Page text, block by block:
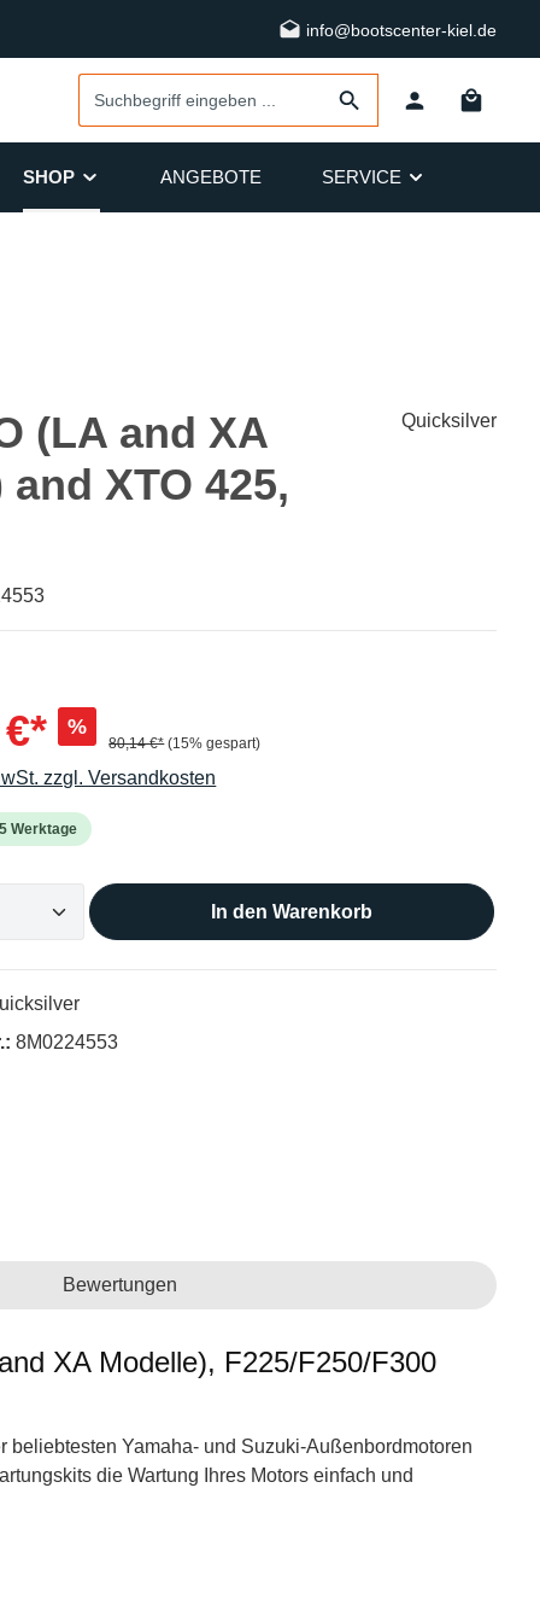
info@bootscenter-kiel.de
SHOP ANGEBOTE SERVICE
(LA and XA
XTO 425,
Quicksilver
%
80,14 €* (15% gespart)
zzgl. Versandkosten
Werktage
In den Warenkorb
8M0224553
Bewertungen
XA Modelle), F225/F250/F300
Yamaha- und Suzuki-Außenbordmotoren
die Wartung Ihres Motors einfach und